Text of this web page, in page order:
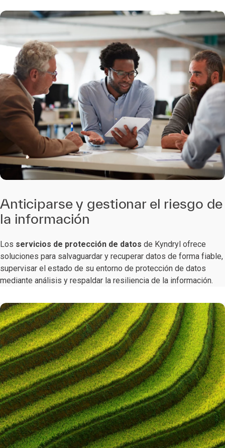
Anticiparse y gestionar el riesgo de
la información
Los servicios de protección de datos de Kyndryl ofrece
soluciones para salvaguardar y recuperar datos de forma fiable,
supervisar el estado de su entorno de protección de datos
mediante análisis y respaldar la resiliencia de la información.